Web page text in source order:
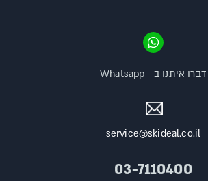
service@skideal.co.il
03-7110400
דברו איתנו ב - Whatsapp